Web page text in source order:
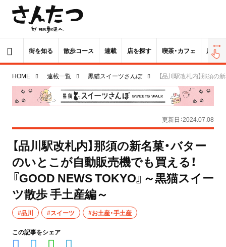
街を知る 散歩コース 連載 店を探す 喫茶・カフェ 居酒屋
HOME 連載一覧 黒猫スイーツさんぽ 【品川駅改札内】那須の
更新日：2024.07.08
【品川駅改札内】那須の新名菓・バター
のいとこが自動販売機でも買える！
『GOOD NEWS TOKYO』～黒猫スイー
ツ散歩 手土産編～
#品川 #スイーツ #お土産・手土産
この記事をシェア